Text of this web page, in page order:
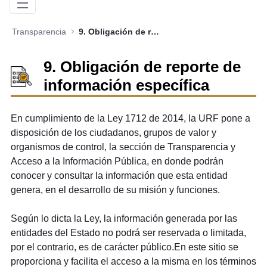
Transparencia 9. Obligación de reporte de información específica
9. Obligación de reporte de
información específica
En cumplimiento de la Ley 1712 de 2014, la URF pone a
disposición de los ciudadanos, grupos de valor y
organismos de control, la sección de Transparencia y
Acceso a la Información Pública, en donde podrán
conocer y consultar la información que esta entidad
genera, en el desarrollo de su misión y funciones.
Según lo dicta la Ley, la información generada por las
entidades del Estado no podrá ser reservada o limitada,
por el contrario, es de carácter público.En este sitio se
proporciona y facilita el acceso a la misma en los términos